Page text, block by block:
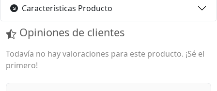
Características Producto
Opiniones de clientes
Todavía no hay valoraciones para este producto. ¡Sé el
primero!